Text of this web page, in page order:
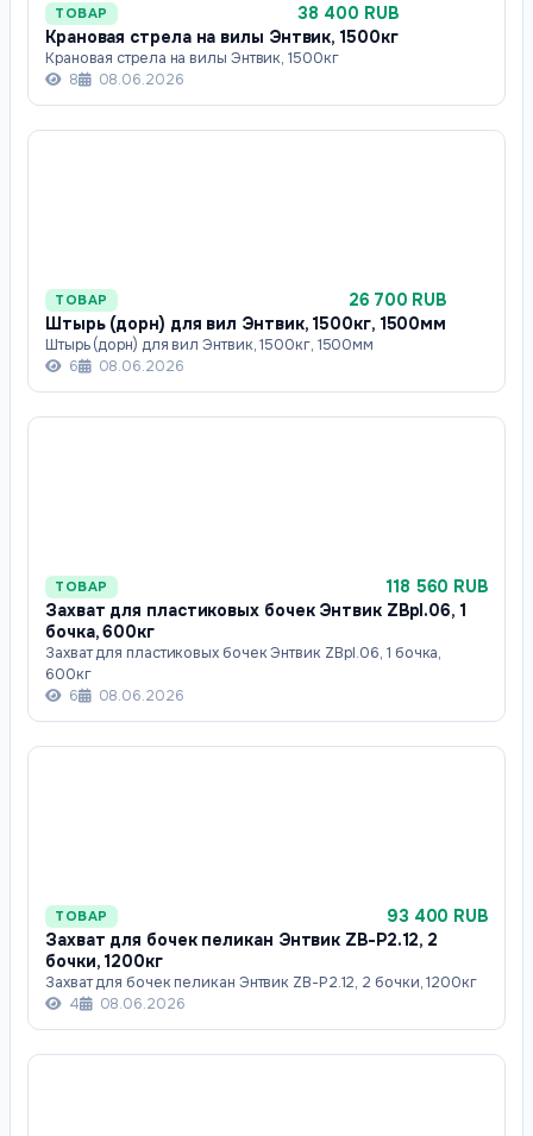
ТОВАР
38 400 RUB
Крановая стрела на вилы Энтвик, 1500кг
Крановая стрела на вилы Энтвик, 1500кг
8
08.06.2026
ТОВАР
26 700 RUB
Штырь (дорн) для вил Энтвик, 1500кг, 1500мм
Штырь (дорн) для вил Энтвик, 1500кг, 1500мм
6
08.06.2026
ТОВАР
118 560 RUB
Захват для пластиковых бочек Энтвик ZBpl.06, 1
бочка, 600кг
Захват для пластиковых бочек Энтвик ZBpl.06, 1 бочка,
600кг
6
08.06.2026
ТОВАР
93 400 RUB
Захват для бочек пеликан Энтвик ZB-P2.12, 2
бочки, 1200кг
Захват для бочек пеликан Энтвик ZB-P2.12, 2 бочки, 1200кг
4
08.06.2026